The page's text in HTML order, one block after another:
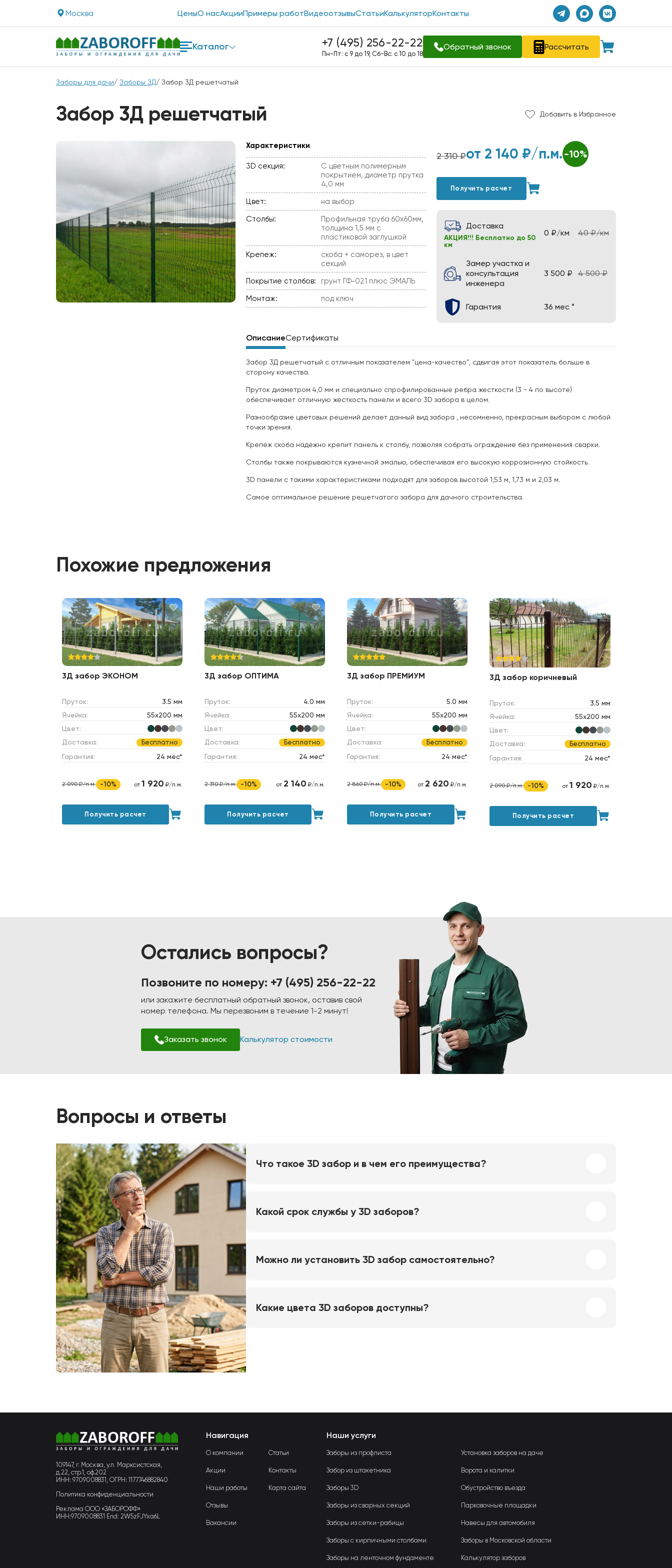
Москва ЦеныО насАкцииПримеры работВидеоотзывыСтатьиКалькуляторКонтакты
Каталог +7 (495) 256-22-22
Пн-Пт: с 9 до 19, Сб-Вс: с 10 до 18
Обратный звонок Рассчитать
Заборы для дачи/ Заборы ЗД/ Забор 3Д решетчатый
Забор 3Д решетчатый Добавить в Избранное
Характеристики
3D секция:
С цветным полимерным
покрытием, диаметр прутка
4,0 мм
Цвет:
на выбор
Столбы:
Профильная труба 60х60мм,
толщина 1,5 мм с
пластиковой заглушкой
Крепеж:
скоба + саморез, в цвет
секций
Покрытие столбов:
грунт ГФ-021 плюс ЭМАЛЬ
Монтаж:
под ключ
2 310 ₽от 2 140 ₽/п.м. -10%
Получить расчет
Доставка
АКЦИЯ!!! Бесплатно до 50
км
0 ₽/км 40 ₽/км
Замер участка и
консультация
инженера
3 500 ₽ 4 500 ₽
Гарантия 36 мес *
ОписаниеСертификаты
Забор 3Д решетчатый с отличным показателем "цена-качество", сдвигая этот показатель больше в
сторону качества.
Пруток диаметром 4,0 мм и специально спрофилированные ребра жесткости (3 - 4 по высоте)
обеспечивает отличную жесткость панели и всего 3D забора в целом.
Разнообразие цветовых решений делает данный вид забора , несомненно, прекрасным выбором с любой
точки зрения.
Крепеж скоба надежно крепит панель к столбу, позволяя собрать ограждение без применения сварки.
Столбы также покрываются кузнечной эмалью, обеспечивая его высокую коррозионную стойкость.
3D панели с такими характеристиками подходят для заборов высотой 1,53 м, 1,73 м и 2,03 м.
Самое оптимальное решение решетчатого забора для дачного строительства.
Похожие предложения
3Д забор ЭКОНОМ
Пруток:
3.5 мм
Ячейка:
55х200 мм
Цвет:
Доставка:
Бесплатно
Гарантия: 24 мес*
2 090 ₽/п.м. -10% от 1 920 ₽/п.м.
Получить расчет
3Д забор ОПТИМА
Пруток:
4.0 мм
Ячейка:
55х200 мм
Цвет:
Доставка:
Бесплатно
Гарантия: 24 мес*
2 310 ₽/п.м. -10% от 2 140 ₽/п.м.
Получить расчет
3Д забор ПРЕМИУМ
Пруток:
5.0 мм
Ячейка:
55х200 мм
Цвет:
Доставка:
Бесплатно
Гарантия: 24 мес*
2 860 ₽/п.м. -10% от 2 620 ₽/п.м.
Получить расчет
3Д забор коричневый
Пруток:
3.5 мм
Ячейка:
55х200 мм
Цвет:
Доставка:
Бесплатно
Гарантия: 24 мес*
2 090 ₽/п.м. -10% от 1 920 ₽/п.м.
Получить расчет
Остались вопросы?
Позвоните по номеру: +7 (495) 256-22-22
или закажите бесплатный обратный звонок, оставив свой
номер телефона. Мы перезвоним в течение 1-2 минут!
Заказать звонок Калькулятор стоимости
Вопросы и ответы
Что такое 3D забор и в чем его преимущества?
Какой срок службы у 3D заборов?
Можно ли установить 3D забор самостоятельно?
Какие цвета 3D заборов доступны?
109147, г. Москва, ул. Марксистская,
д.22, стр.1, оф.202
ИНН: 9709008831, ОГРН: 1177746882840
Политика конфиденциальности
Реклама ООО «ЗАБОРОФФ»
ИНН:9709008831 Erid: 2W5zFJYxa6L
Навигация
О компании
Акции
Наши работы
Отзывы
Вакансии
Статьи
Контакты
Карта сайта
Наши услуги
Заборы из профлиста
Забор из штакетника
Заборы 3D
Заборы из сварных секций
Заборы из сетки-рабицы
Заборы с кирпичными столбами
Заборы на ленточном фундаменте
Установка заборов на даче
Ворота и калитки
Обустройство въезда
Парковочные площадки
Навесы для автомобиля
Заборы в Московской области
Калькулятор заборов